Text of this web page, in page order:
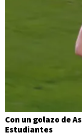
Con un golazo de
Estudiantes